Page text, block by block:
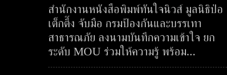
สำนักงานหนังสือพิมพ์ทันใจนิวส์ มูลนิธิป่อ
เต็กตึ๊ง จับมือ กรมป้องกันและบรรเทา
สาธารณภัย ลงนามบันทึกความเข้าใจ ยก
ระดับ MOU ร่วมให้ความรู้ พร้อม...